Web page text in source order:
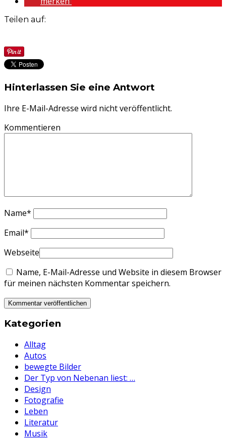
Teilen auf:
Hinterlassen Sie eine Antwort
Ihre E-Mail-Adresse wird nicht veröffentlicht.
Kommentieren
Name*
Email*
Webseite
Name, E-Mail-Adresse und Website in diesem Browser
für meinen nächsten Kommentar speichern.
Kategorien
Alltag
Autos
bewegte Bilder
Der Typ von Nebenan liest: …
Design
Fotografie
Leben
Literatur
Musik